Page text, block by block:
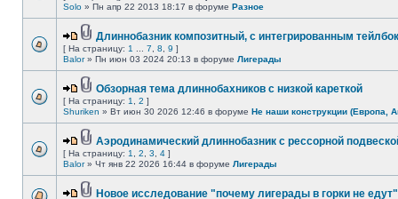
Solo » Пн апр 22 2013 18:17 в форуме Разное
Длиннобазник композитный, с интегрированным
[ На страницу: 1 7 8 9 ]
Balor» Пн июн 03 2024 20:13 в форуме Лигерады
Обзорная тема длиннобахников с низкой кареткой
[ На страницу: 1 2 ]
Shuriken » Вт июн 30 2026 12:46 в форуме Не наши конструкции (Европа,
Аэродинамический длиннобазник с рессорной
[ На страницу: 1 2 3 4 ]
Balor» Чт янв 22 2026 16:44 в форуме Лигерады
Новое исследование "почему лигерады в горки не